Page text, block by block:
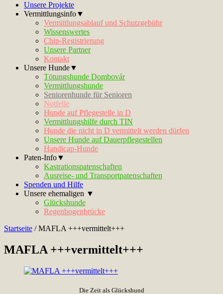
Unsere Projekte
Vermittlungsinfo▼
Vermittlungsablauf und Schutzgebühr
Wissenswertes
Chip-Registrierung
Unsere Partner
Kontakt
Unsere Hunde▼
Tötungshunde Dombovár
Vermittlungshunde
Seniorenhunde für Senioren
Notfelle
Hunde auf Pflegestelle in D
Vermittlungshilfe durch TIN
Hunde die nicht in D vermittelt werden dürfen
Unsere Hunde auf Dauerpflegestellen
Handicap-Hunde
Paten-Info▼
Kastrationspatenschaften
Ausreise- und Transportpatenschaften
Spenden und Hilfe
Unsere ehemaligen ▼
Glückshunde
Regenbogenbrücke
Startseite /MAFLA +++vermittelt+++
MAFLA +++vermittelt+++
Die Zeit als Glückshund